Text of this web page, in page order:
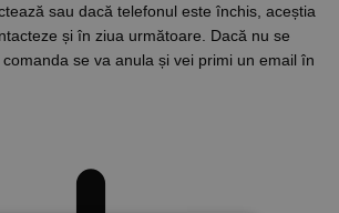
sau dacă telefonul este închis, aceștia
și în ziua următoare. Dacă nu se
se va anula și vei primi un email în